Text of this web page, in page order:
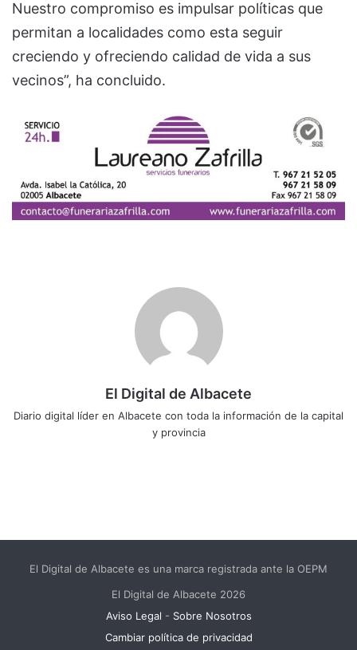
Nuestro compromiso es impulsar políticas que
permitan a localidades como esta seguir
creciendo y ofreciendo calidad de vida a sus
vecinos”, ha concluido.
El Digital de Albacete
Diario digital líder en Albacete con toda la información de la capital
y provincia
El Digital de Albacete es una marca registrada ante la OEPM
El Digital de Albacete 2026
Aviso Legal - Sobre Nosotros
Cambiar política de privacidad